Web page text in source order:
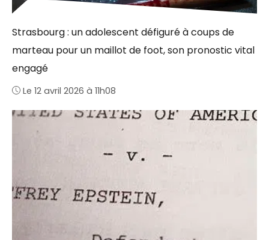
Strasbourg : un adolescent défiguré à coups de
marteau pour un maillot de foot, son pronostic vital
engagé
Le 12 avril 2026 à 11h08